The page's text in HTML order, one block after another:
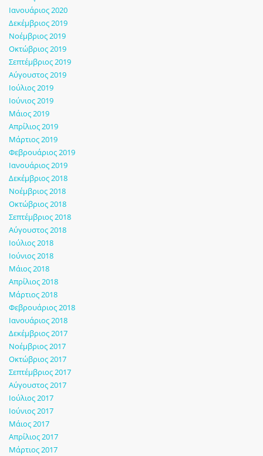
Ιανουάριος 2020
Δεκέμβριος 2019
Νοέμβριος 2019
Οκτώβριος 2019
Σεπτέμβριος 2019
Αύγουστος 2019
Ιούλιος 2019
Ιούνιος 2019
Μάιος 2019
Απρίλιος 2019
Μάρτιος 2019
Φεβρουάριος 2019
Ιανουάριος 2019
Δεκέμβριος 2018
Νοέμβριος 2018
Οκτώβριος 2018
Σεπτέμβριος 2018
Αύγουστος 2018
Ιούλιος 2018
Ιούνιος 2018
Μάιος 2018
Απρίλιος 2018
Μάρτιος 2018
Φεβρουάριος 2018
Ιανουάριος 2018
Δεκέμβριος 2017
Νοέμβριος 2017
Οκτώβριος 2017
Σεπτέμβριος 2017
Αύγουστος 2017
Ιούλιος 2017
Ιούνιος 2017
Μάιος 2017
Απρίλιος 2017
Μάρτιος 2017